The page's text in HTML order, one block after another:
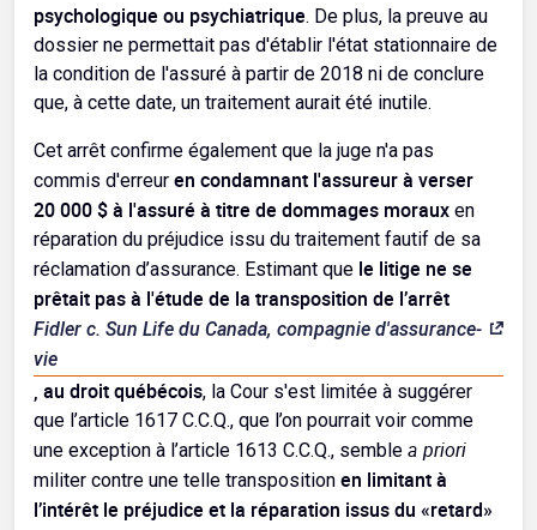
psychologique ou psychiatrique. De plus, la preuve au
dossier ne permettait pas d'établir l'état stationnaire de
la condition de l'assuré à partir de 2018 ni de conclure
que, à cette date, un traitement aurait été inutile.
Cet arrêt confirme également que la juge n'a pas
commis d'erreur en condamnant l'assureur à verser
20 000 $ à l'assuré à titre de dommages moraux en
réparation du préjudice issu du traitement fautif de sa
réclamation d’assurance. Estimant que le litige ne se
prêtait pas à l'étude de la transposition de l’arrêt
Fidler c. Sun Life du Canada, compagnie d'assurance-
vie
, au droit québécois, la Cour s'est limitée à suggérer
que l’article 1617 C.C.Q., que l’on pourrait voir comme
une exception à l’article 1613 C.C.Q., semble a priori
militer contre une telle transposition en limitant à
l’intérêt le préjudice et la réparation issus du «retard»